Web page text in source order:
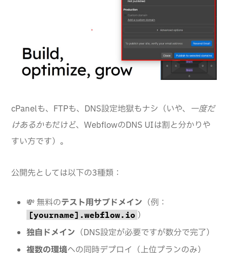
cPanelも、FTPも、DNS設定地獄もナシ（いや、 一度だ
けあるかもだけど、WebflowのDNS UIは割と分かりや
すい方です）。
公開先としては以下の3種類：
💸 無料のテスト用サブドメイン （例：
[yourname].webflow.io ）
独自ドメイン （DNS設定が必要ですが数分で完了）
複数の環境への同時デプロイ（上位プランのみ）